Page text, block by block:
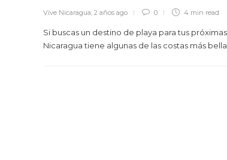
Vive Nicaragua 2 años ago 0 4 min read
Si buscas un destino de playa para tus
Nicaragua tiene algunas de las costas más bellas